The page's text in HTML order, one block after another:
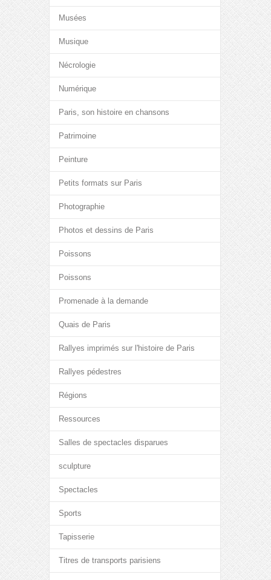
Musées
Musique
Nécrologie
Numérique
Paris, son histoire en chansons
Patrimoine
Peinture
Petits formats sur Paris
Photographie
Photos et dessins de Paris
Poissons
Poissons
Promenade à la demande
Quais de Paris
Rallyes imprimés sur l'histoire de Paris
Rallyes pédestres
Régions
Ressources
Salles de spectacles disparues
sculpture
Spectacles
Sports
Tapisserie
Titres de transports parisiens